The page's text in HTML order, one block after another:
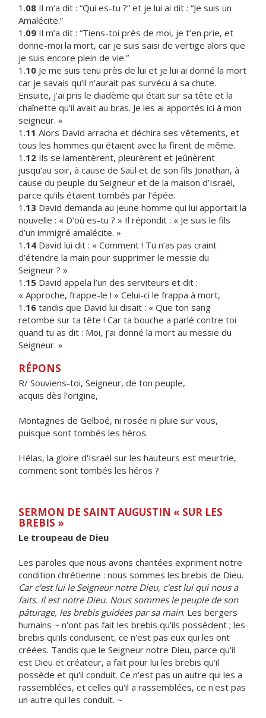
1.08 Il m’a dit : “Qui es-tu ?” et je lui ai dit : “Je suis un
Amalécite.”
1.09 Il m’a dit : “Tiens-toi près de moi, je t’en prie, et
donne-moi la mort, car je suis saisi de vertige alors que
je suis encore plein de vie.”
1.10 Je me suis tenu près de lui et je lui ai donné la mort
car je savais qu’il n’aurait pas survécu à sa chute.
Ensuite, j’ai pris le diadème qui était sur sa tête et la
chaînette qu’il avait au bras. Je les ai apportés ici à mon
seigneur. »
1.11 Alors David arracha et déchira ses vêtements, et
tous les hommes qui étaient avec lui firent de même.
1.12 Ils se lamentèrent, pleurèrent et jeûnèrent
jusqu’au soir, à cause de Saül et de son fils Jonathan, à
cause du peuple du Seigneur et de la maison d’Israël,
parce qu’ils étaient tombés par l’épée.
1.13 David demanda au jeune homme qui lui apportait la
nouvelle : « D’où es-tu ? » Il répondit : « Je suis le fils
d’un immigré amalécite. »
1.14 David lui dit : « Comment ! Tu n’as pas craint
d’étendre la main pour supprimer le messie du
Seigneur ? »
1.15 David appela l’un des serviteurs et dit :
« Approche, frappe-le ! » Celui-ci le frappa à mort,
1.16 tandis que David lui disait : « Que ton sang
retombe sur ta tête ! Car ta bouche a parlé contre toi
quand tu as dit : Moi, j’ai donné la mort au messie du
Seigneur. »
RÉPONS
R/ Souviens-toi, Seigneur, de ton peuple,
acquis dès l'origine,
Montagnes de Gelboé, ni rosée ni pluie sur vous,
puisque sont tombés les héros.
Hélas, la gloire d'Israël sur les hauteurs est meurtrie,
comment sont tombés les héros ?
SERMON DE SAINT AUGUSTIN « SUR LES
BREBIS »
Le troupeau de Dieu
Les paroles que nous avons chantées expriment notre
condition chrétienne : nous sommes les brebis de Dieu.
Car c'est lui le Seigneur notre Dieu, c'est lui qui nous a
faits. Il est notre Dieu. Nous sommes le peuple de son
pâturage, les brebis guidées par sa main. Les bergers
humains ~ n'ont pas fait les brebis qu'ils possèdent ; les
brebis qu'ils conduisent, ce n'est pas eux qui les ont
créées. Tandis que le Seigneur notre Dieu, parce qu'il
est Dieu et créateur, a fait pour lui les brebis qu'il
possède et qu'il conduit. Ce n'est pas un autre qui les a
rassemblées, et celles qu'il a rassemblées, ce n'est pas
un autre qui les conduit. ~